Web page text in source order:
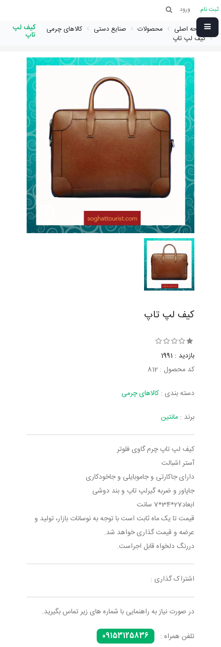
ثبت نام ورود
صفحه اصلی محصولات صنایع دستی
کالاهای چرمی
کیف لپ تاپ
کیف لپ
تاپ
کیف لپ تاپ
بازدید : 1991
کد محصول : 812
دسته بندی : کالاهای چرمی
برند : مانتین
کیف لپ تاپ چرم گاوی فلوتر
آستر اشبالت
دارای جاکارتی و جاموبایلی و جاخودکاری
جاپاور و ضربه گیرلپ تاپ و بند دوشی
ابعاد27*34*7 سانت
قیمت تا یک ماه ثابت است با توجه به نوسانات بازار، تولید و
عرضه و قیمت گذاری خواهد شد.
دررنگ دلخواه قابل اجراست.
اشتراک گذاری :
در صورت نیاز به راهنمایی با شماره های زیر تماس بگیرید.
تلفن همراه :
09153125836